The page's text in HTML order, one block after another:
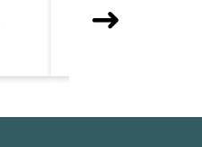
Pêche à pied : On